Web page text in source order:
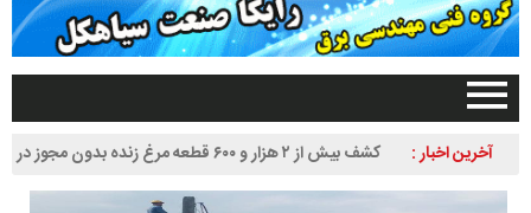
صفحه اصلی
آخرین اخبار :
کشف بیش از ۲ هزار و ۶۰۰ قطعه مرغ زنده بدون مجوز در
سیاهکل
ب
و
د
و
د
س